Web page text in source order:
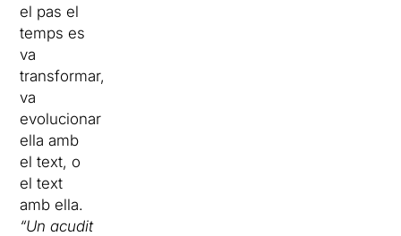
el pas el
temps es
va
transformar,
va
evolucionar
ella amb
el text, o
el text
amb ella.
“Un acudit